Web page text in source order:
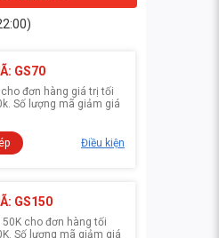
GS70
cho đơn hàng giá trị tối
Số lượng mã giảm giá
Điều kiện
GS150
cho đơn hàng tối
Số lượng mã giảm giá